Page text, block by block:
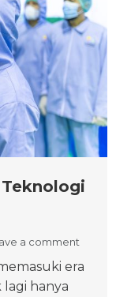
a comment
era
hanya